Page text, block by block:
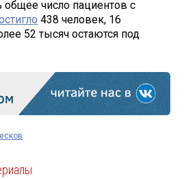
общее число пациентов с
438 человек, 16
52 тысяч остаются под